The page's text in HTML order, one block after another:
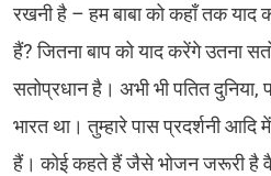
रखनी है – हम बाबा को कहाँ तक याद
हैं? जितना बाप को याद करेंगे उतना
सतोप्रधान है। अभी भी पतित दुनिया,
भारत था। तुम्हारे पास प्रदर्शनी
हैं। कोई कहते हैं जैसे भोजन जरूरी है